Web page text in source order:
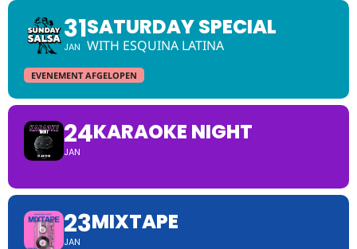
31
JAN
SATURDAY SPECIAL
WITH ESQUINA LATINA
EVENEMENT AFGELOPEN
24
JAN
KARAOKE NIGHT
23
JAN
MIXTAPE